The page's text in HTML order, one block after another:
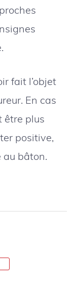
fait l’objet
En cas
être plus
positive,
au bâton.